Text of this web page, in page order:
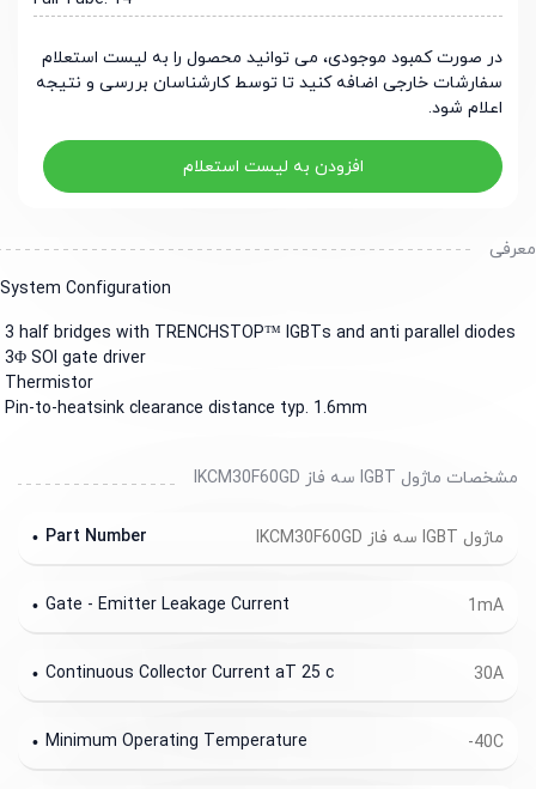
در صورت کمبود موجودی، می توانید محصول را به لیست استعلام
سفارشات خارجی اضافه کنید تا توسط کارشناسان بررسی و نتیجه
اعلام شود.
افزودن به لیست استعلام
System Configuration
3 half bridges with TRENCHSTOP ™IGBTs andanti parallel diodes
3ΦSOI gate driver
Thermistor
Pin-to-heatsink clearance distance typ. 1.6mm
مشخصات ماژول IGBT سه فاز IKCM30F60GD
ماژول IGBT سه فاز IKCM30F60GD Part Number
1mA
Gate - Emitter Leakage Current
30A
Continuous Collector Current aT 25 c
-40C
Minimum Operating Temperature